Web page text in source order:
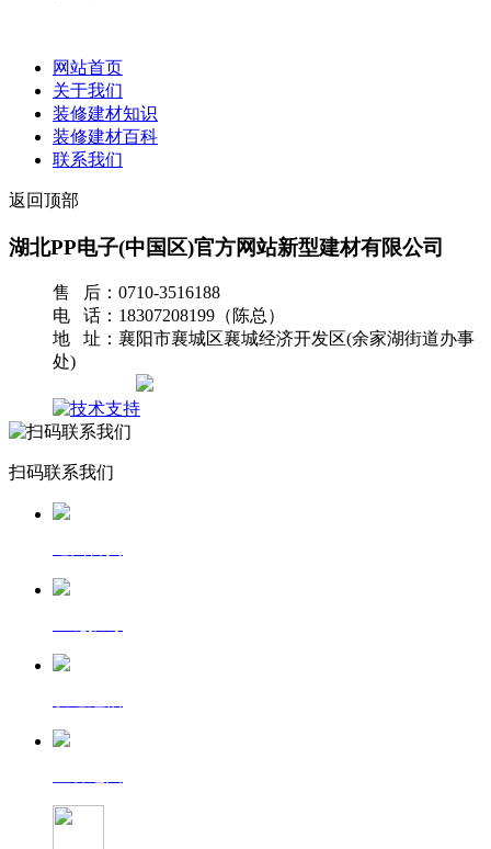
网站首页
关于我们
装修建材知识
装修建材百科
联系我们
返回顶部
湖北PP电子(中国区)官方网站新型建材有限公司
售 后：0710-3516188
电 话：18307208199（陈总）
地 址：襄阳市襄城区襄城经济开发区(余家湖街道办事
处)
扫码联系我们